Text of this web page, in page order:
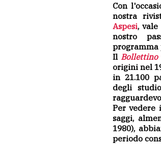
Con
nostra
Aspesi,
nostro
programma
Il Bollettino
origini nel
in 21.100
degli
Per vedere
saggi,
1980),
periodo